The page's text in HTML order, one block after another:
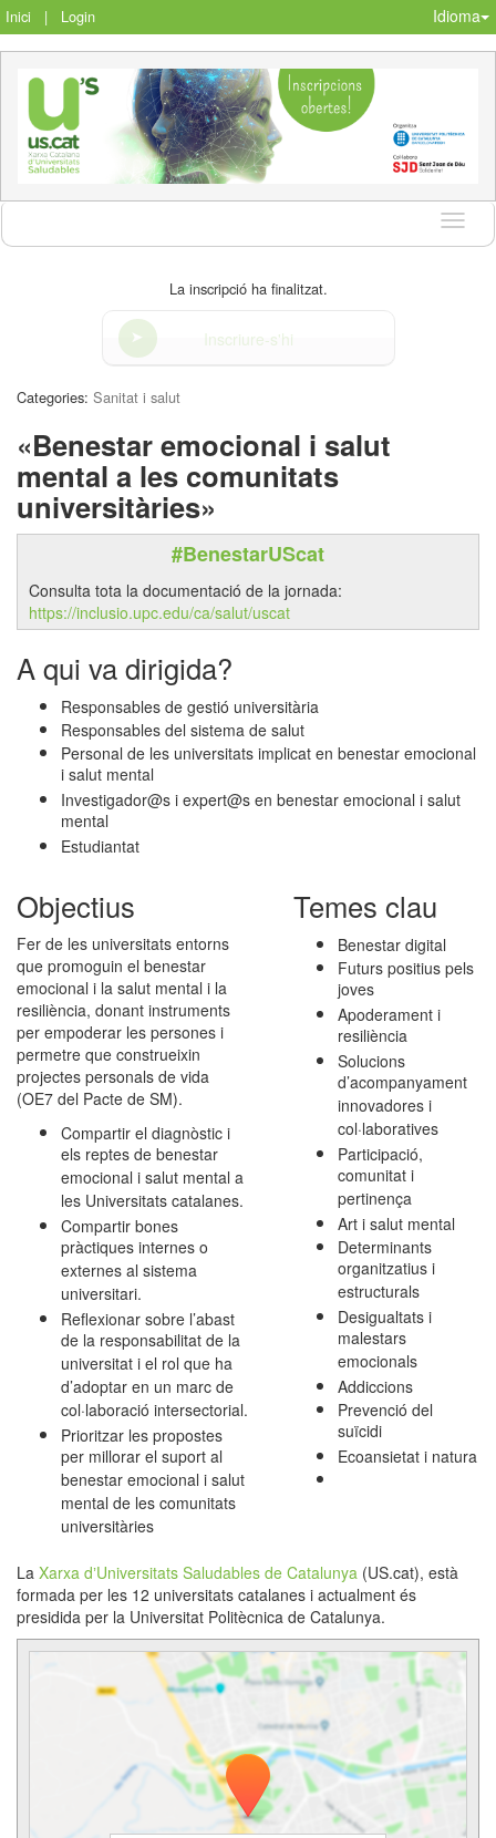
Inici | Login Idioma
Idioma
La inscripció ha finalitzat.
Inscriure-s'hi
Categories: Sanitat i salut
«Benestar emocional i salut
mental a les comunitats
universitàries»
#BenestarUScat
Consulta tota la documentació de la jornada:
https://inclusio.upc.edu/ca/salut/uscat
A qui va dirigida?
Responsables de gestió universitària
Responsables del sistema de salut
Personal de les universitats implicat en benestar emocional
i salut mental
Investigador@s i expert@s en benestar emocional i salut
mental
Estudiantat
Objectius
Fer de les universitats entorns
que promoguin el benestar
emocional i la salut mental i la
resiliència, donant instruments
per empoderar les persones i
permetre que construeixin
projectes personals de vida
(OE7 del Pacte de SM).
Compartir el diagnòstic i
els reptes de benestar
emocional i salut mental a
les Universitats catalanes.
Compartir bones
pràctiques internes o
externes al sistema
universitari.
Reflexionar sobre l’abast
de la responsabilitat de la
universitat i el rol que ha
d’adoptar en un marc de
col·laboració intersectorial.
Prioritzar les propostes
per millorar el suport al
benestar emocional i salut
mental de les comunitats
universitàries
Temes clau
Benestar digital
Futurs positius pels
joves
Apoderament i
resiliència
Solucions
d’acompanyament
innovadores i
col·laboratives
Participació,
comunitat i
pertinença
Art i salut mental
Determinants
organitzatius i
estructurals
Desigualtats i
malestars
emocionals
Addiccions
Prevenció del
suïcidi
Ecoansietat i natura
La Xarxa dʼUniversitats Saludables de Catalunya (US.cat), està
formada per les 12 universitats catalanes i actualment és
presidida per la Universitat Politècnica de Catalunya.